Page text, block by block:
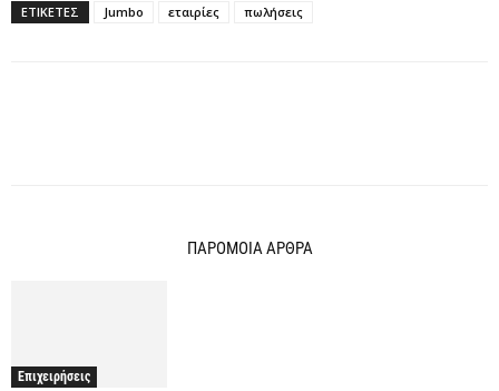
ΕΤΙΚΕΤΕΣ Jumbo εταιρίες πωλήσεις
ΠΑΡΟΜΟΙΑ ΑΡΘΡΑ
Επιχειρήσεις